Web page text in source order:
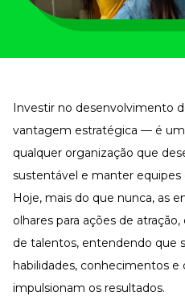
Tudo para facilitar a rotina
Imprensa
Cursos
Todos os Cursos
Explore o nosso acervo
Departamento
Gestão de Empresas
Eleve os resultados da
Gestão de Pessoas e
Capacitação com
Investir no desenvolvimento
vantagem estratégica — é
qualquer organização que
sustentável e manter equipes
Hoje, mais do que nunca, as
olhares para ações de atração,
de talentos, entendendo que
habilidades, conhecimentos
impulsionam os resultados.